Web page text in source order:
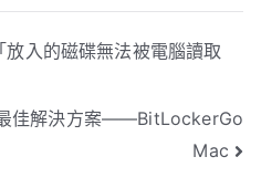
放入的磁碟無法被電腦讀取
佳解決方案——BitLockerGo
Mac